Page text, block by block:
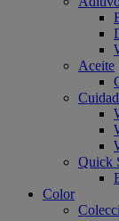
Aceite
Quick
Color